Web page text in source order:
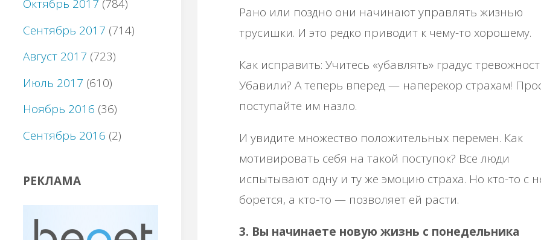
Рано или поздно они начинают управлять жизнью
трусишки. И это редко приводит к чему-то хорошему.
Как исправить: Учитесь «убавлять» градус
Убавили? А теперь вперед — наперекор страхам!
поступайте им назло.
И увидите множество положительных перемен. Как
мотивировать себя на такой поступок? Все люди
испытывают одну и ту же эмоцию страха. Но кто-то с
борется, а кто-то — позволяет ей расти.
3. Вы начинаете новую жизнь с понедельника
Октябрь 2017 (784)
Сентябрь 2017 (714)
Август 2017 (723)
Июль 2017 (610)
Ноябрь 2016 (36)
Сентябрь 2016 (2)
РЕКЛАМА